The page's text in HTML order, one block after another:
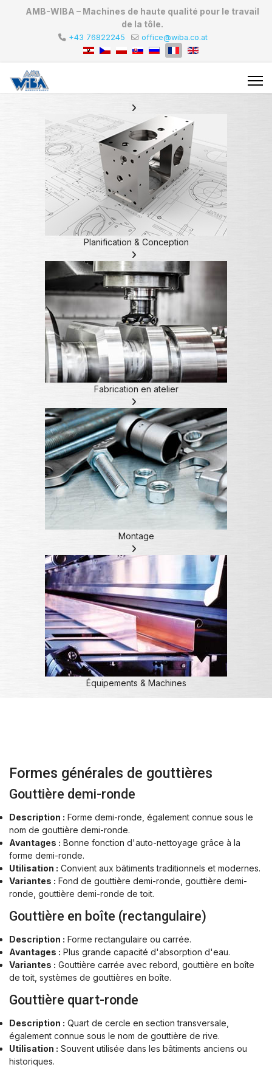
AMB-WIBA – Machines de haute qualité pour le travail
de la tôle.
+43 76822245 office@wiba.co.at
Planification & Conception
Fabrication en atelier
Montage
Équipements & Machines
Formes générales de gouttières
Gouttière demi-ronde
Description : Forme demi-ronde, également connue sous le
nom de gouttière demi-ronde.
Avantages : Bonne fonction d'auto-nettoyage grâce à la
forme demi-ronde.
Utilisation : Convient aux bâtiments traditionnels et modernes.
Variantes : Fond de gouttière demi-ronde, gouttière demi-
ronde, gouttière demi-ronde de toit.
Gouttière en boîte (rectangulaire)
Description : Forme rectangulaire ou carrée.
Avantages : Plus grande capacité d'absorption d'eau.
Variantes : Gouttière carrée avec rebord, gouttière en boîte
de toit, systèmes de gouttières en boîte.
Gouttière quart-ronde
Description : Quart de cercle en section transversale,
également connue sous le nom de gouttière de rive.
Utilisation : Souvent utilisée dans les bâtiments anciens ou
historiques.